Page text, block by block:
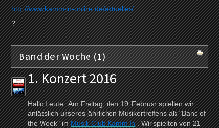
http://www.kamm-in-online.de/aktuelles/
?
Band der Woche (1)
1. Konzert 2016
Hallo Leute ! Am Freitag, den 19. Februar spielten wir
anlässlich unseres jährlichen Musikertreffens als "Band of
the Week" imMusik-Club Kamm In. Wir spielten von 21